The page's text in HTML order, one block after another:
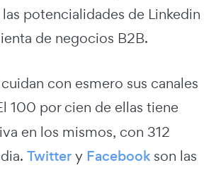
potencialidades de Linkedin
de negocios B2B.
con esmero sus canales
100 por cien de ellas tiene
en los mismos, con 312
Twittery Facebook son las